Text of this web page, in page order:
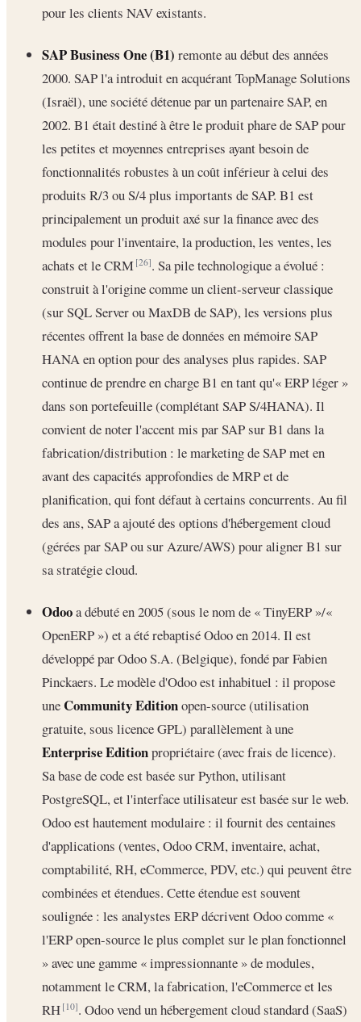
pour les clients NAV existants.
SAP Business One (B1) remonte au début des années
2000. SAP l'a introduit en acquérant TopManage Solutions
(Israël), une société détenue par un partenaire SAP, en
2002. B1 était destiné à être le produit phare de SAP pour
les petites et moyennes entreprises ayant besoin de
fonctionnalités robustes à un coût inférieur à celui des
produits R/3 ou S/4 plus importants de SAP. B1 est
principalement un produit axé sur la finance avec des
modules pour l'inventaire, la production, les ventes, les
achats et le CRM[26]. Sa pile technologique a évolué :
construit à l'origine comme un client-serveur classique
(sur SQL Server ou MaxDB de SAP), les versions plus
récentes offrent la base de données en mémoire SAP
HANA en option pour des analyses plus rapides. SAP
continue de prendre en charge B1 en tant qu'« ERP léger »
dans son portefeuille (complétant SAP S/4HANA). Il
convient de noter l'accent mis par SAP sur B1 dans la
fabrication/distribution : le marketing de SAP met en
avant des capacités approfondies de MRP et de
planification, qui font défaut à certains concurrents. Au fil
des ans, SAP a ajouté des options d'hébergement cloud
(gérées par SAP ou sur Azure/AWS) pour aligner B1 sur
sa stratégie cloud.
Odooa débuté en 2005 (sous le nom de « TinyERP »/«
OpenERP ») et a été rebaptisé Odoo en 2014. Il est
développé par Odoo S.A. (Belgique), fondé par Fabien
Pinckaers. Le modèle d'Odoo est inhabituel : il propose
uneCommunity Editionopen-source (utilisation
gratuite, sous licence GPL) parallèlement à une
Enterprise Editionpropriétaire (avec frais de licence).
Sa base de code est basée sur Python, utilisant
PostgreSQL, et l'interface utilisateur est basée sur le web.
Odoo est hautement modulaire : il fournit des centaines
d'applications (ventes, Odoo CRM, inventaire, achat,
comptabilité, RH, eCommerce, PDV, etc.) qui peuvent être
combinées et étendues. Cette étendue est souvent
soulignée : les analystes ERP décrivent Odoo comme «
l'ERP open-source le plus complet sur le plan fonctionnel
» avec une gamme « impressionnante » de modules,
notamment le CRM, la fabrication, l'eCommerce et les
RH[10]. Odoo vend un hébergement cloud standard (SaaS)